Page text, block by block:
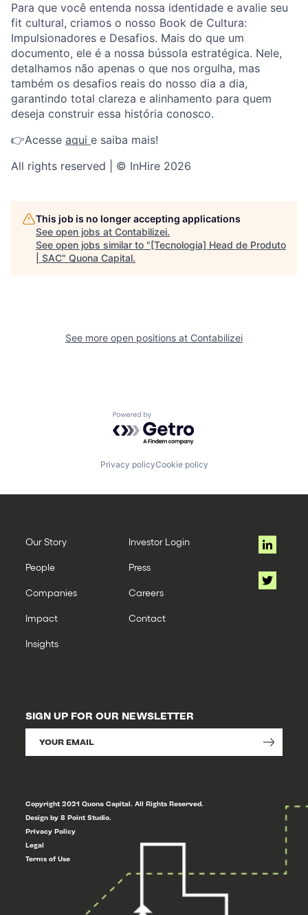
Para que você entenda nossa identidade e avalie seu
fit cultural, criamos o nosso Book de Cultura:
Impulsionadores e Desafios. Mais do que um
documento, ele é a nossa bússola estratégica. Nele,
detalhamos não apenas o que nos orgulha, mas
também os desafios reais do nosso dia a dia,
garantindo total clareza e alinhamento para quem
deseja construir essa história conosco.
👉Acesse aqui e saiba mais!
All rights reserved | © InHire 2026
This job is no longer accepting applications
See open jobs at Contabilizei.
See open jobs similar to "[Tecnologia] Head de Produto
| SAC" Quona Capital.
See more open positions at Contabilizei
Powered by Getro.com
Privacy policyCookie policy
Our Story
People
Companies
Impact
Insights
Investor Login
Press
Careers
Contact
SIGN UP FOR OUR NEWSLETTER
Copyright 2021 Quona Capital. All Rights Reserved.
Design by 8 Point Studio.
Privacy Policy
Legal
Terms of Use